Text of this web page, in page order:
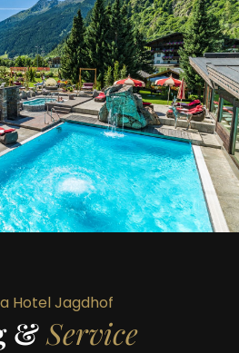
Hotel Jagdhof
&Service